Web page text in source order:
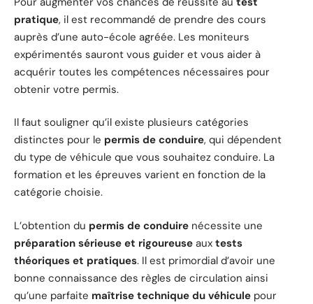
pratique, il est recommandé de prendre des cours
auprès d’une auto-école agréée. Les moniteurs
expérimentés sauront vous guider et vous aider à
acquérir toutes les compétences nécessaires pour
obtenir votre permis.
Il faut souligner qu’il existe plusieurs catégories
distinctes pour le permis de conduire, qui dépendent
du type de véhicule que vous souhaitez conduire. La
formation et les épreuves varient en fonction de la
catégorie choisie.
L’obtention du permis de conduire nécessite une
préparation sérieuse et rigoureuse aux tests
théoriques et pratiques. Il est primordial d’avoir une
bonne connaissance des règles de circulation ainsi
qu’une parfaite maîtrise technique du véhicule pour